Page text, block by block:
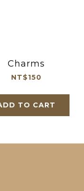
Charms
NT$150
TO CART